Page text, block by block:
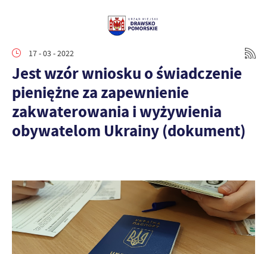
17 - 03 - 2022
Jest wzór wniosku o świadczenie
pieniężne za zapewnienie
zakwaterowania i wyżywienia
obywatelom Ukrainy (dokument)